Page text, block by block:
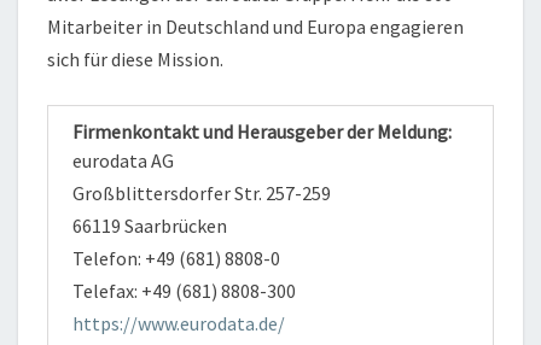
Mitarbeiter in Deutschland und Europa engagieren
sich für diese Mission.
Firmenkontakt und Herausgeber der Meldung:
eurodata AG
Großblittersdorfer Str. 257-259
66119 Saarbrücken
Telefon: +49 (681) 8808-0
Telefax: +49 (681) 8808-300
https://www.eurodata.de/